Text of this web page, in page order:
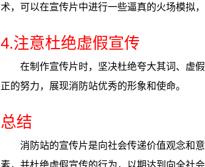
术，可以在宣传片中进行一些逼真的火场模拟
4.注意杜绝虚假宣传
在制作宣传片时，坚决杜绝夸大其词、虚
正的努力，展现消防站优秀的形象和使命。
总结
消防站的宣传片是向社会传递价值观念和
素，并杜绝虚假宣传的行为，以期达到向全社